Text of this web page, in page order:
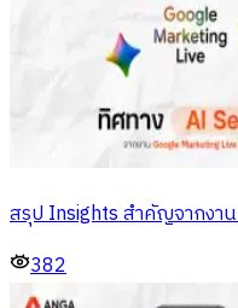
สรุป Insights สำคัญจากงา
382